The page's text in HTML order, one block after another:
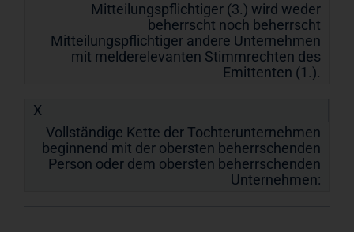
Mitteilungspflichtiger (3.) wird weder
beherrscht noch beherrscht
Mitteilungspflichtiger andere Unternehmen
mit melderelevanten Stimmrechten des
Emittenten (1.).
X
Vollständige Kette der Tochterunternehmen
beginnend mit der obersten beherrschenden
Person oder dem obersten beherrschenden
Unternehmen: